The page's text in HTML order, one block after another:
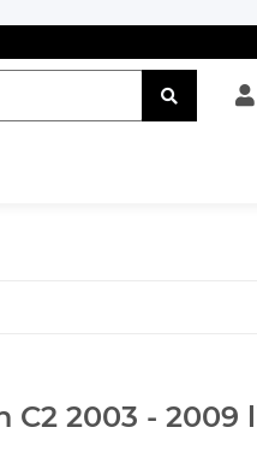
Autopflege
C2 2003 - 2009